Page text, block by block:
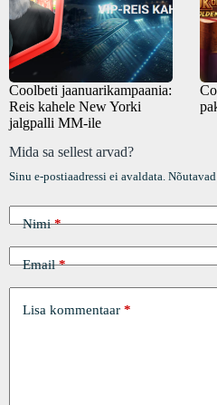
Coolbeti jaanuarikampaania:
Reis kahele New Yorki
jalgpalli MM-ile
Mida sa sellest arvad?
Sinu e-postiaadressi ei avaldata.
Nimi*
Email*
Lisa kommentaar *